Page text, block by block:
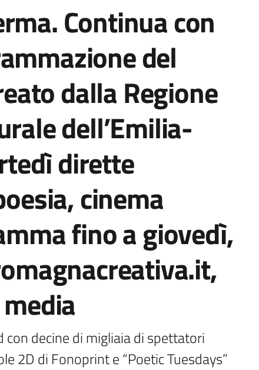
Continua con
del
dalla Regione
dell’Emilia-
dirette
cinema
fino a giovedì,
decine di migliaia di spettatori
2D di Fonoprint e “Poetic Tuesdays”